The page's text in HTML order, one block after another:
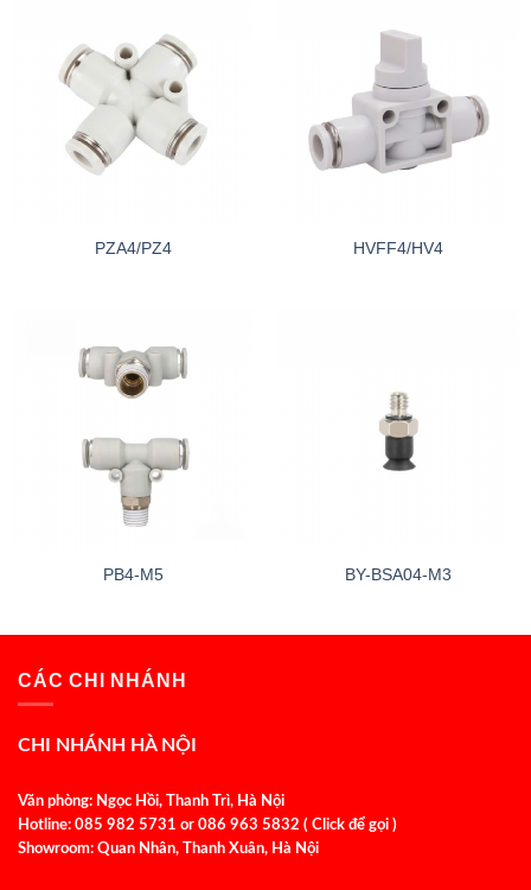
PZA4/PZ4 HVFF4/HV4
PB4-M5 BY-BSA04-M3
CÁC CHI NHÁNH
CHI NHÁNH HÀ NỘI
Văn phòng: Ngọc Hồi, Thanh Trì, Hà Nội
Hotline: 085 982 5731 or 086 963 5832 ( Click để gọi )
Showroom: Quan Nhân, Thanh Xuân, Hà Nội